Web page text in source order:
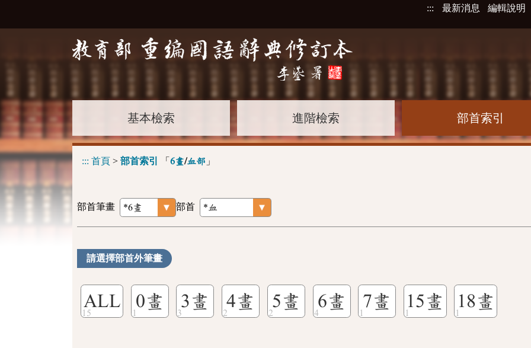
::: 最新消息 編輯說明
基本檢索 進階檢索 部首索引
::: 首頁 > 部首索引 「 6畫/血部 」
部首筆畫 部首
請選擇部首外筆畫
ALL 0畫 3畫 4畫 5畫 6畫 7畫 15畫 18畫